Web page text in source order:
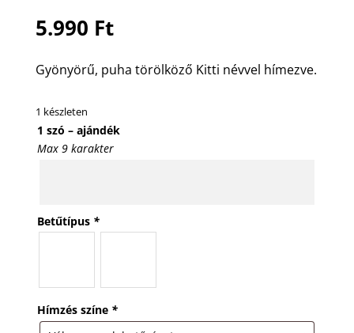
5.990 Ft
Gyönyörű, puha törölköző Kitti névvel hímezve.
1 készleten
1 szó – ajándék
Max 9 karakter
Betűtípus *
Hímzés színe *